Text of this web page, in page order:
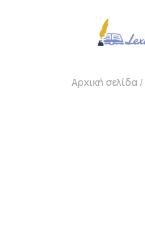
Αρχική σελίδα /